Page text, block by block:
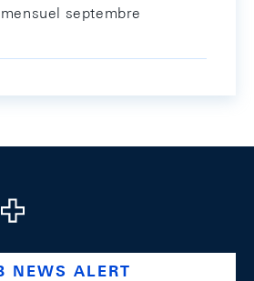
septembre
company/swiss-national-
@swissnationalbank
NEWS ALERT